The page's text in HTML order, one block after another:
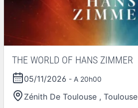
THE WORLD OF HANS ZIMMER
05/11/2026 - A 20h00
Zénith De Toulouse , Toulouse